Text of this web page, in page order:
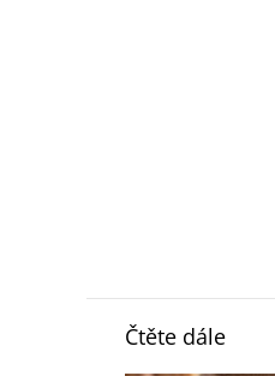
Čtěte dále